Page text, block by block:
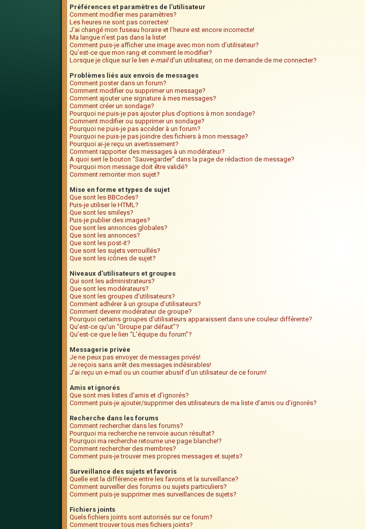
Préférences et paramètres de l’utilisateur
Comment modifier mes paramètres?
Les heures ne sont pas correctes!
J’ai changé mon fuseau horaire et l’heure est encore incorrecte!
Ma langue n’est pas dans la liste!
Comment puis-je afficher une image avec mon nom d’utilisateur?
Qu’est-ce que mon rang et comment le modifier?
Lorsque je clique sur le lien e-maild’un utilisateur, on me demande de me connecter?
Problèmes liés aux envois de messages
Comment poster dans un forum?
Comment modifier ou supprimer un message?
Comment ajouter une signature à mes messages?
Comment créer un sondage?
Pourquoi ne puis-je pas ajouter plus d’options à mon sondage?
Comment modifier ou supprimer un sondage?
Pourquoi ne puis-je pas accéder à un forum?
Pourquoi ne puis-je pas joindre des fichiers à mon message?
Pourquoi ai-je reçu un avertissement?
Comment rapporter des messages à un modérateur?
A quoi sert le bouton “Sauvegarder” dans la page de rédaction de message?
Pourquoi mon message doit être validé?
Comment remonter mon sujet?
Mise en forme et types de sujet
Que sont les BBCodes?
Puis-je utiliser le HTML?
Que sont les smileys?
Puis-je publier des images?
Que sont les annonces globales?
Que sont les annonces?
Que sont les post-it?
Que sont les sujets verrouillés?
Que sont les icônes de sujet?
Niveaux d’utilisateurs et groupes
Qui sont les administrateurs?
Que sont les modérateurs?
Que sont les groupes d’utilisateurs?
Comment adhérer à un groupe d’utilisateurs?
Comment devenir modérateur de groupe?
Pourquoi certains groupes d’utilisateurs apparaissent dans une couleur différente?
Qu’est-ce qu’un “Groupe par défaut”?
Qu’est-ce que le lien “L’équipe du forum”?
Messagerie privée
Je ne peux pas envoyer de messages privés!
Je reçois sans arrêt des messages indésirables!
J’ai reçu un e-mail ou un courrier abusif d’un utilisateur de ce forum!
Amis et ignorés
Que sont mes listes d’amis et d’ignorés?
Comment puis-je ajouter/supprimer des utilisateurs de ma liste d’amis ou d’ignorés?
Recherche dans les forums
Comment rechercher dans les forums?
Pourquoi ma recherche ne renvoie aucun résultat?
Pourquoi ma recherche retourne une page blanche!?
Comment rechercher des membres?
Comment puis-je trouver mes propres messages et sujets?
Surveillance des sujets et favoris
Quelle est la différence entre les favoris et la surveillance?
Comment surveiller des forums ou sujets particuliers?
Comment puis-je supprimer mes surveillances de sujets?
Fichiers joints
Quels fichiers joints sont autorisés sur ce forum?
Comment trouver tous mes fichiers joints?